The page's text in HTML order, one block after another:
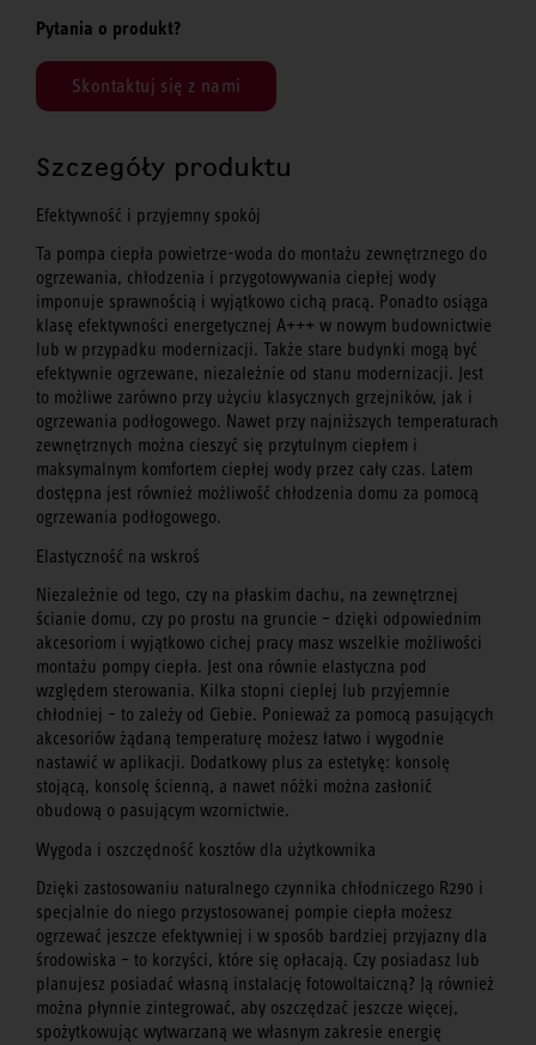
Pytania o produkt?
Skontaktuj się z nami
Szczegóły produktu
Efektywność i przyjemny spokój
Ta pompa ciepła powietrze-woda do montażu zewnętrznego do
ogrzewania, chłodzenia i przygotowywania ciepłej wody
imponuje sprawnością i wyjątkowo cichą pracą. Ponadto osiąga
klasę efektywności energetycznej A+++ w nowym budownictwie
lub w przypadku modernizacji. Także stare budynki mogą być
efektywnie ogrzewane, niezależnie od stanu modernizacji. Jest
to możliwe zarówno przy użyciu klasycznych grzejników, jak i
ogrzewania podłogowego. Nawet przy najniższych temperaturach
zewnętrznych można cieszyć się przytulnym ciepłem i
maksymalnym komfortem ciepłej wody przez cały czas. Latem
dostępna jest również możliwość chłodzenia domu za pomocą
ogrzewania podłogowego.
Elastyczność na wskroś
Niezależnie od tego, czy na płaskim dachu, na zewnętrznej
ścianie domu, czy po prostu na gruncie – dzięki odpowiednim
akcesoriom i wyjątkowo cichej pracy masz wszelkie możliwości
montażu pompy ciepła. Jest ona równie elastyczna pod
względem sterowania. Kilka stopni cieplej lub przyjemnie
chłodniej – to zależy od Ciebie. Ponieważ za pomocą pasujących
akcesoriów żądaną temperaturę możesz łatwo i wygodnie
nastawić w aplikacji. Dodatkowy plus za estetykę: konsolę
stojącą, konsolę ścienną, a nawet nóżki można zasłonić
obudową o pasującym wzornictwie.
Wygoda i oszczędność kosztów dla użytkownika
Dzięki zastosowaniu naturalnego czynnika chłodniczego R290 i
specjalnie do niego przystosowanej pompie ciepła możesz
ogrzewać jeszcze efektywniej i w sposób bardziej przyjazny dla
środowiska – to korzyści, które się opłacają. Czy posiadasz lub
planujesz posiadać własną instalację fotowoltaiczną? Ją również
można płynnie zintegrować, aby oszczędzać jeszcze więcej,
spożytkowując wytwarzaną we własnym zakresie energię